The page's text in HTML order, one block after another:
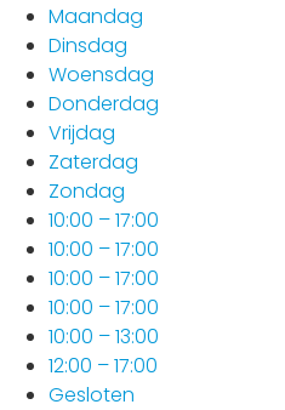
Maandag
Dinsdag
Woensdag
Donderdag
Vrijdag
Zaterdag
Zondag
10:00 – 17:00
10:00 – 17:00
10:00 – 17:00
10:00 – 17:00
10:00 – 13:00
12:00 – 17:00
Gesloten